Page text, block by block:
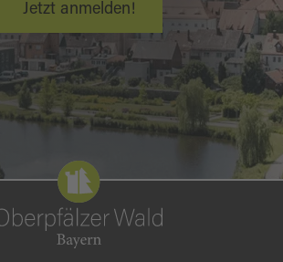
Jetzt anmelden!